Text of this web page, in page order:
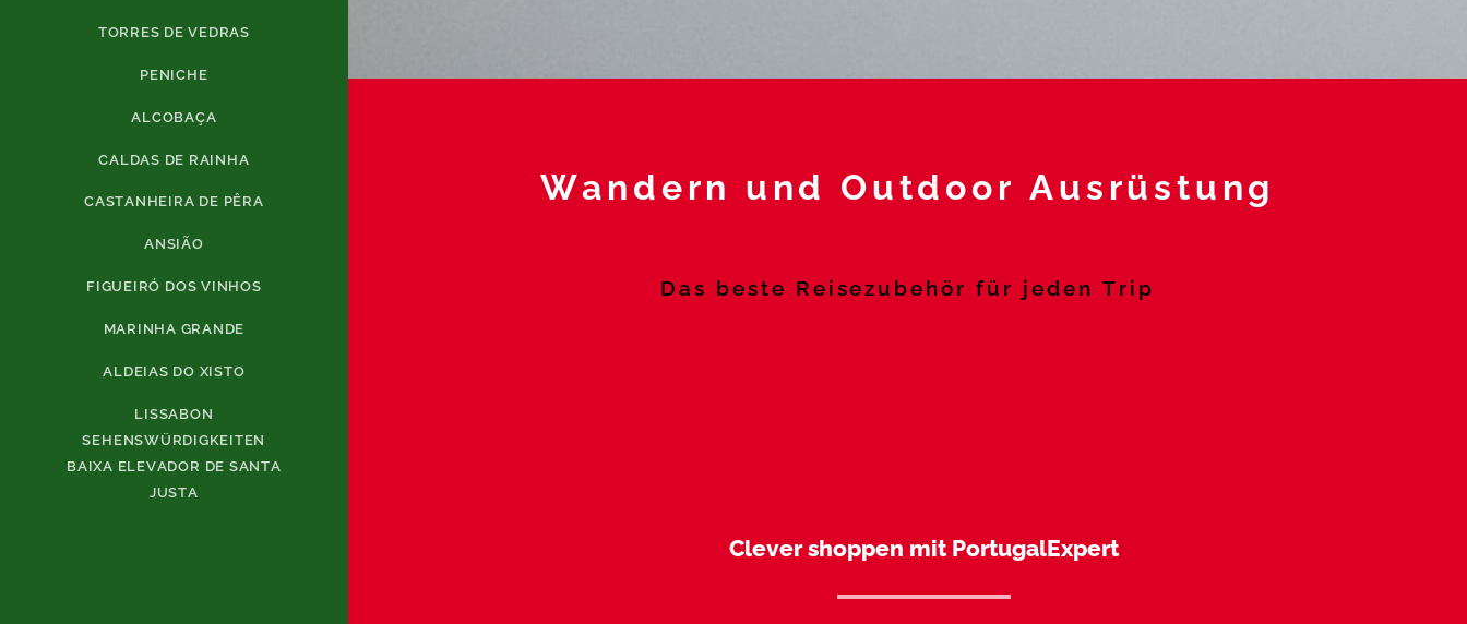
TORRES DE VEDRAS
PENICHE
ALCOBAÇA
CALDAS DE RAINHA
CASTANHEIRA DE PÊRA
ANSIÃO
FIGUEIRÓ DOS VINHOS
MARINHA GRANDE
ALDEIAS DO XISTO
LISSABON
SEHENSWÜRDIGKEITEN
BAIXA ELEVADOR DE SANTA
JUSTA
Wandern und Outdoor Ausrüstung
Das beste Reisezubehör für jeden Trip
Clever shoppen mit PortugalExpert